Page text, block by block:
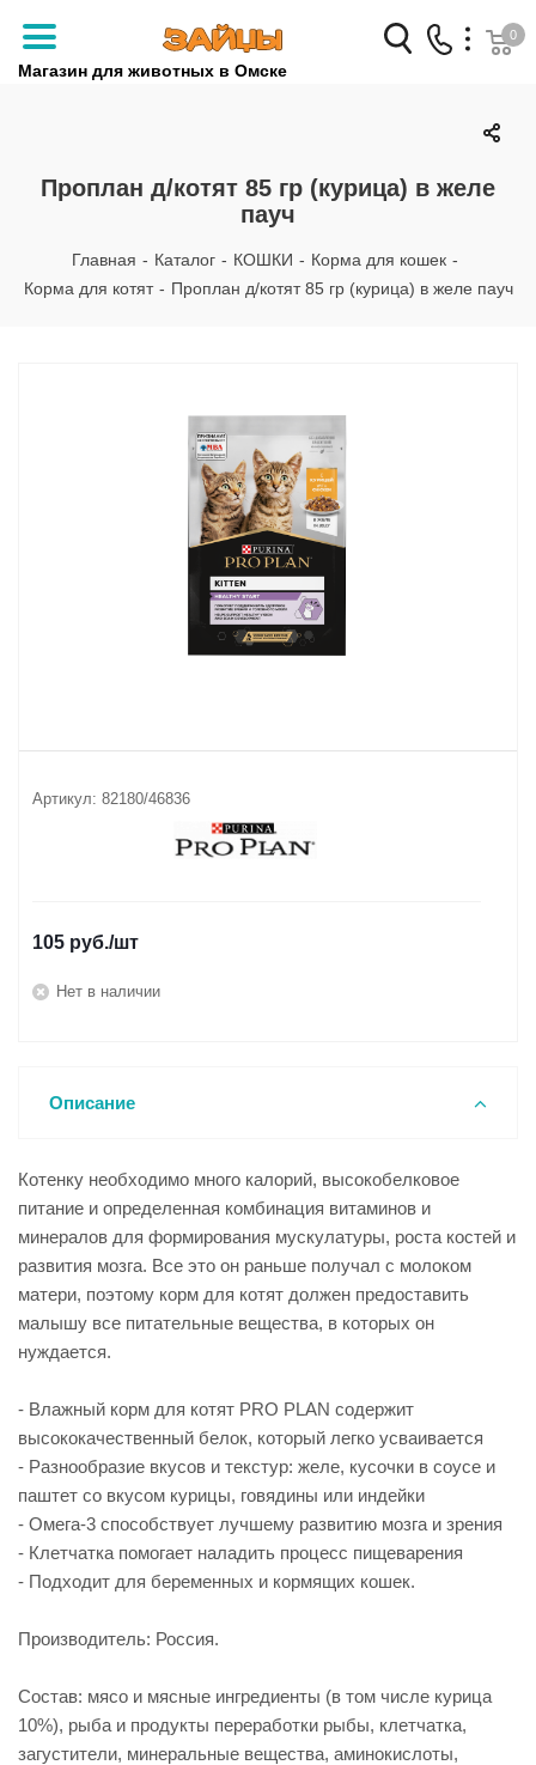
Магазин для животных в Омске
Заказать звонок
+7 (3812) 79-04-04
+7 (950) 959-88-32
0
Проплан д/котят 85 гр (курица) в желе
пауч
Главная - Каталог - КОШКИ - Корма для кошек -
Корма для котят - Проплан д/котят 85 гр (курица) в желе пауч
Артикул: 82180/46836
105 руб./шт
Нет в наличии
Описание
Котенку необходимо много калорий, высокобелковое
питание и определенная комбинация витаминов и
минералов для формирования мускулатуры, роста костей и
развития мозга. Все это он раньше получал с молоком
матери, поэтому корм для котят должен предоставить
малышу все питательные вещества, в которых он
нуждается.
- Влажный корм для котят PRO PLAN содержит
высококачественный белок, который легко усваивается
- Разнообразие вкусов и текстур: желе, кусочки в соусе и
паштет со вкусом курицы, говядины или индейки
- Омега-3 способствует лучшему развитию мозга и зрения
- Клетчатка помогает наладить процесс пищеварения
- Подходит для беременных и кормящих кошек.
Производитель: Россия.
Состав: мясо и мясные ингредиенты (в том числе курица
10%), рыба и продукты переработки рыбы, клетчатка,
загустители, минеральные вещества, аминокислоты,